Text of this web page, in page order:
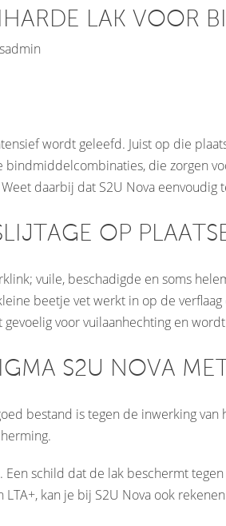
LAK VOOR
wordt geleefd. Juist op die
die zorgen
daarbij dat S2U Nova
OP
vuile, beschadigde en soms
beetje vet werkt in op de
voor vuilaanhechting en
S2U NOVA
bestand is tegen de inwerking
Een schild dat de lak beschermt
kan je bij S2U Nova ook